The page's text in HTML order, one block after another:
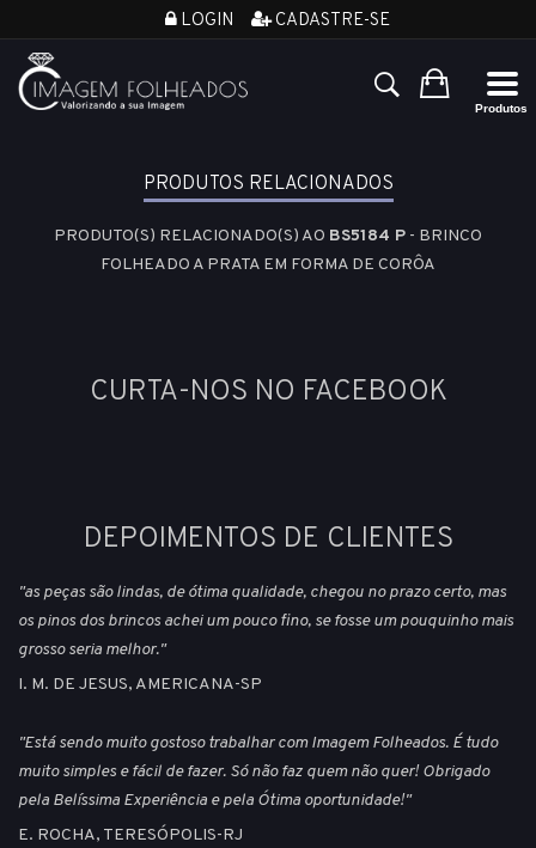
LOGIN CADASTRE-SE
PRODUTOS RELACIONADOS
PRODUTO(S) RELACIONADO(S) AO BS5184 P - BRINCO
FOLHEADO A PRATA EM FORMA DE CORÔA
CURTA-NOS NO FACEBOOK
DEPOIMENTOS DE CLIENTES
"as peças são lindas, de ótima qualidade, chegou no prazo certo, mas
os pinos dos brincos achei um pouco fino, se fosse um pouquinho mais
grosso seria melhor."
I. M. DE JESUS, AMERICANA-SP
"Está sendo muito gostoso trabalhar com Imagem Folheados. É tudo
muito simples e fácil de fazer. Só não faz quem não quer! Obrigado
pela Belíssima Experiência e pela Ótima oportunidade!"
E. ROCHA, TERESÓPOLIS-RJ